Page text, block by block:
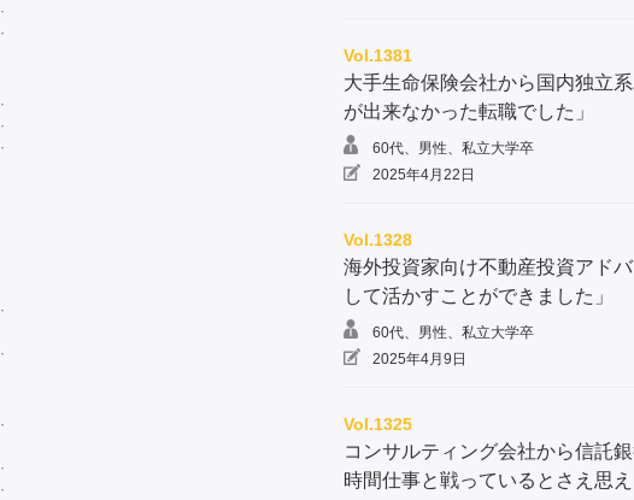
Vol.1381
大手生命保険会社から国内独立
が出来なかった転職でした」
60代、男性、私立大学卒
2025年4月22日
Vol.1328
海外投資家向け不動産投資アド
して活かすことができました」
60代、男性、私立大学卒
2025年4月9日
Vol.1325
コンサルティング会社から信託
時間仕事と戦っているとさえ思え